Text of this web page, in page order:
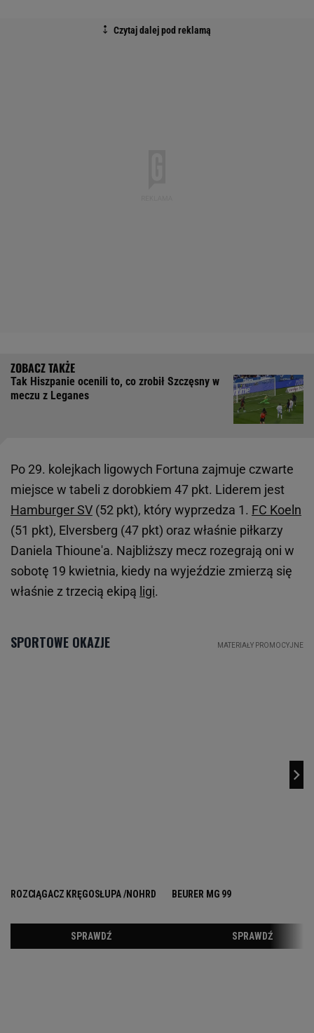
Tak Hiszpanie ocenili to, co zrobił Szczęsny w
meczu z Leganes
Po 29. kolejkach ligowych Fortuna zajmuje czwarte
miejsce w tabeli z dorobkiem 47 pkt. Liderem jest
Hamburger SV (52 pkt), który wyprzedza 1. FC Koeln
(51 pkt), Elversberg (47 pkt) oraz właśnie piłkarzy
Daniela Thioune'a. Najbliższy mecz rozegrają oni w
sobotę 19 kwietnia, kiedy na wyjeździe zmierzą się
właśnie z trzecią ekipą ligi.